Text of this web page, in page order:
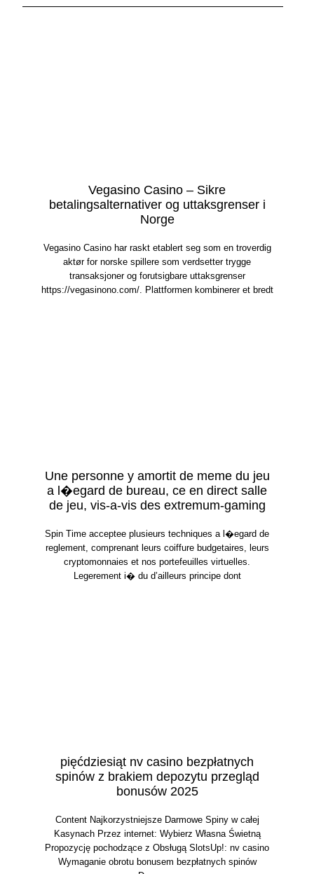
Vegasino Casino – Sikre
betalingsalternativer og uttaksgrenser i
Norge
Vegasino Casino har raskt etablert seg som en troverdig
aktør for norske spillere som verdsetter trygge
transaksjoner og forutsigbare uttaksgrenser
https://vegasinono.com/. Plattformen kombinerer et bredt
Une personne y amortit de meme du jeu
a l�egard de bureau, ce en direct salle
de jeu, vis-a-vis des extremum-gaming
Spin Time acceptee plusieurs techniques a l�egard de
reglement, comprenant leurs coiffure budgetaires, leurs
cryptomonnaies et nos portefeuilles virtuelles.
Legerement i� du d’ailleurs principe dont
pięćdziesiąt nv casino bezpłatnych
spinów z brakiem depozytu przegląd
bonusów 2025
Content Najkorzystniejsze Darmowe Spiny w całej
Kasynach Przez internet: Wybierz Własna Świetną
Propozycję pochodzące z Obsługą SlotsUp!: nv casino
Wymaganie obrotu bonusem bezpłatnych spinów